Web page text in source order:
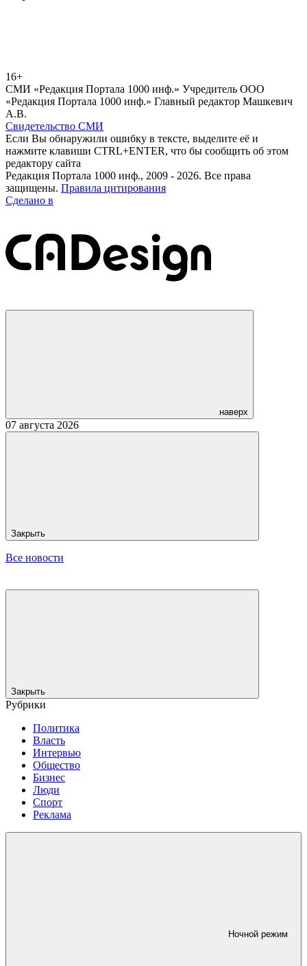
16+
СМИ «Редакция Портала 1000 инф.» Учредитель ООО
«Редакция Портала 1000 инф.» Главный редактор Машкевич
А.В.
Свидетельство СМИ
Если Вы обнаружили ошибку в тексте, выделите её и
нажмите клавиши CTRL+ENTER, что бы сообщить об этом
редактору сайта
Редакция Портала 1000 инф., 2009 - 2026. Все права
защищены. Правила цитирования
Сделано в
наверх
07 августа 2026
Закрыть
Все новости
Закрыть
Рубрики
Политика
Власть
Интервью
Общество
Бизнес
Люди
Спорт
Реклама
Ночной режим